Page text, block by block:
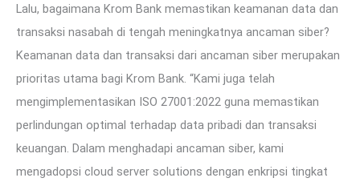
Lalu, bagaimana Krom Bank memastikan keamanan data dan
transaksi nasabah di tengah meningkatnya ancaman siber?
Keamanan data dan transaksi dari ancaman siber merupakan
prioritas utama bagi Krom Bank. “Kami juga telah
mengimplementasikan ISO 27001:2022 guna memastikan
perlindungan optimal terhadap data pribadi dan transaksi
keuangan. Dalam menghadapi ancaman siber, kami
mengadopsi cloud server solutions dengan enkripsi tingkat